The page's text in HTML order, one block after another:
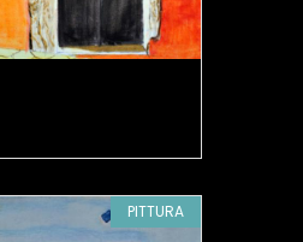
PITTURA